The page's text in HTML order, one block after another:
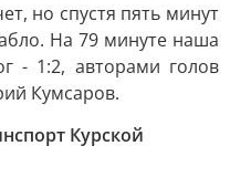
но спустя пять минут
На 79 минуте наша
- 1:2, авторами голов
Кумсаров.
Курской